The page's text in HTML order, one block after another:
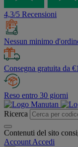
4,3/5 Recensioni
Nessun minimo
Consegna gratuita da
Reso entro 30 giorni
Ricerca
Contenuti del sito
Account Accedi